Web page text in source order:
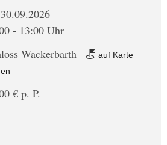
- 13:00 Uhr
Wackerbarth
auf Karte
€ p. P.